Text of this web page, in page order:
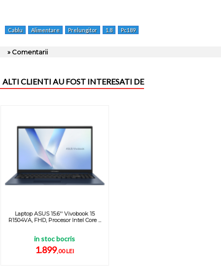
Cablu Alimentare Prelungitor 1.8 Pc189
» Comentarii
ALTI CLIENTI AU FOST INTERESATI DE
Laptop ASUS 15.6'' Vivobook 15
R1504VA, FHD, Procesor Intel Core ...
in stoc bocris
1.899,00 LEI